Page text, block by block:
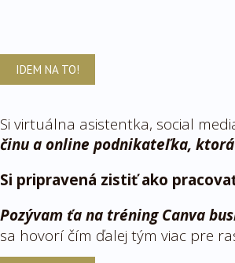
IDEM NA TO!
Si virtuálna asistentka, social
činu a online podnikateľka,
Si pripravená zistiť ako
Pozývam ťa na tréning Canva
sa hovorí čím ďalej tým viac pre